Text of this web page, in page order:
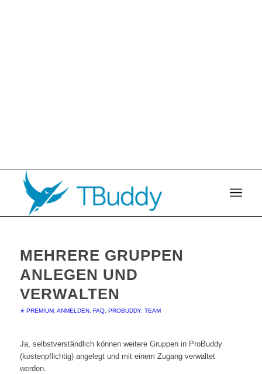
MEHRERE GRUPPEN
ANLEGEN UND
VERWALTEN
✭ PREMIUM, ANMELDEN, FAQ, PROBUDDY, TEAM
Ja, selbstverständlich können weitere Gruppen in ProBuddy
(kostenpflichtig) angelegt und mit einem Zugang verwaltet
werden.